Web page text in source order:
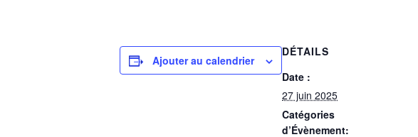
Ajouter au calendrier
DÉTAILS
Date :
27 juin 2025
Catégories
d’Évènement: